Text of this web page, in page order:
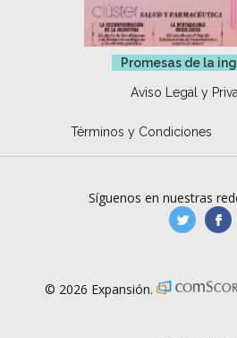
Promesas de la
Aviso Legal y
Términos y Condiciones
Síguenos en nuestras
© 2026 Expansión.